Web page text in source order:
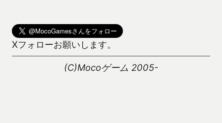
Xフォローお願いします。
(C)Mocoゲーム 2005-